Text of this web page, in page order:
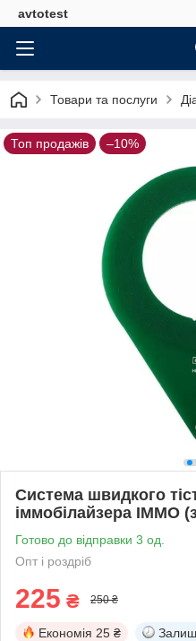
avtotest
Товари та послуги
Топ продажів –10%
Система швидкого
іммобілайзера IMMO
Готово до відправки 3 од.
Опт і роздріб
225 ₴ 250 ₴
Економія 25 ₴